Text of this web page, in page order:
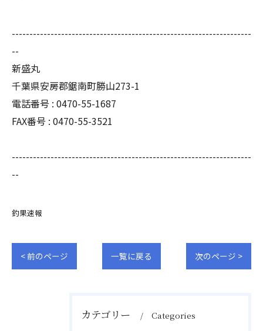
--------------------------------------------------------------------
--
新盛丸
千葉県安房郡鋸南町勝山273-1
電話番号 : 0470-55-1687
FAX番号 : 0470-55-3521
--------------------------------------------------------------------
--
釣果速報
< 前のページ 一覧に戻る 次のページ >
カテゴリー Categories